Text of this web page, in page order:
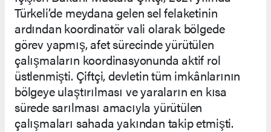
Türkeli’de meydana gelen sel felaketinin
ardından koordinatör vali olarak bölgede
görev yapmış, afet sürecinde yürütülen
çalışmaların koordinasyonunda aktif rol
üstlenmişti. Çiftçi, devletin tüm imkânlarının
bölgeye ulaştırılması ve yaraların en kısa
sürede sarılması amacıyla yürütülen
çalışmaları sahada yakından takip etmişti.